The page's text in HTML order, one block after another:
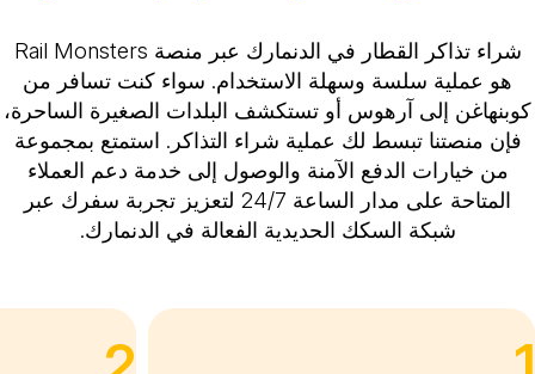
شراء تذاكر القطار في الدنمارك عبر منصة Rail Monsters
هو عملية سلسة وسهلة الاستخدام. سواء كنت تسافر من
كوبنهاغن إلى آرهوس أو تستكشف البلدات الصغيرة الساحرة،
فإن منصتنا تبسط لك عملية شراء التذاكر. استمتع بمجموعة
من خيارات الدفع الآمنة والوصول إلى خدمة دعم العملاء
المتاحة على مدار الساعة 24/7 لتعزيز تجربة سفرك عبر
شبكة السكك الحديدية الفعالة في الدنمارك.